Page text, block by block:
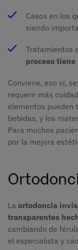
Casos en los
siendo
Tratamientos
proceso
Conviene, eso sí,
requerir más
elementos pueden
bebidas, y los
Para muchos
por la mejora
La ortodoncia
transparentes
cambiando de
el especialista y